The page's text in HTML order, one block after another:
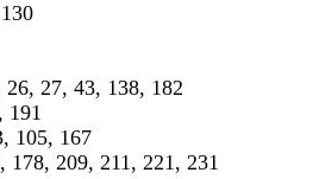
27, 43, 138, 182
191
105, 167
209, 211, 221, 231